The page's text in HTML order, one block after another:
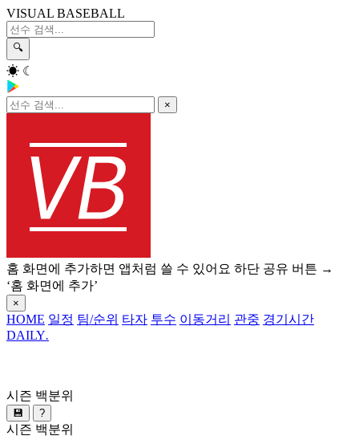
VISUAL BASEBALL
🔍
☀ ☾
×
홈 화면에 추가하면 앱처럼 쓸 수 있어요 하단 공유 버튼 →
‘홈 화면에 추가’
×
HOME 일정 팀/순위 타자 투수 이동거리 관중 경기시간
DAILY.
시즌 백분위
💾 ?
시즌 백분위